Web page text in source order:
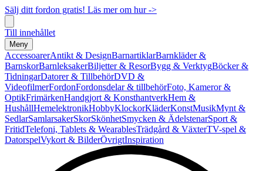
Sälj ditt fordon gratis! Läs mer om hur ->
Till innehållet
Meny
AccessoarerAntikt & DesignBarnartiklarBarnkläder &
BarnskorBarnleksakerBiljetter & ResorBygg & VerktygBöcker &
TidningarDatorer & TillbehörDVD &
VideofilmerFordonFordonsdelar & tillbehörFoto, Kameror &
OptikFrimärkenHandgjort & KonsthantverkHem &
HushållHemelektronikHobbyKlockorKläderKonstMusikMynt &
SedlarSamlarsakerSkorSkönhetSmycken & ÄdelstenarSport &
FritidTelefoni, Tablets & WearablesTrädgård & VäxterTV-spel &
DatorspelVykort & BilderÖvrigtInspiration